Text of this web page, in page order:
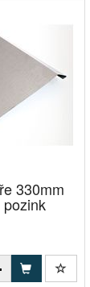
330mm